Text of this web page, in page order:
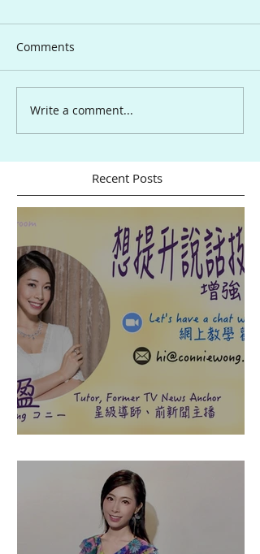
Comments
Write a comment...
Recent Posts